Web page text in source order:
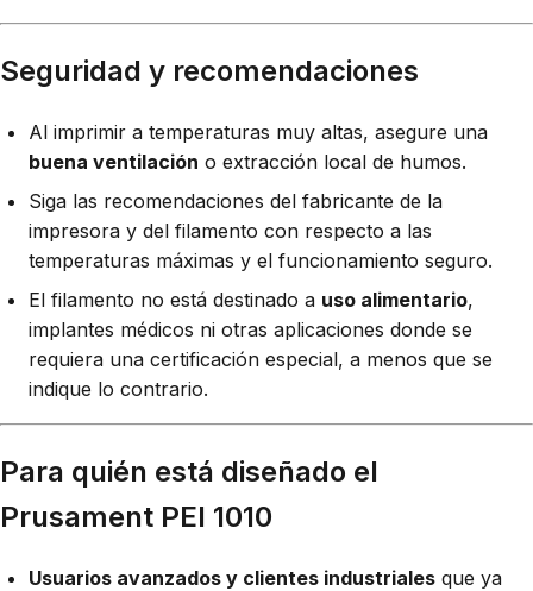
Seguridad y recomendaciones
Al imprimir a temperaturas muy altas, asegure una
buena ventilación o extracción local de humos.
Siga las recomendaciones del fabricante de la
impresora y del filamento con respecto a las
temperaturas máximas y el funcionamiento seguro.
El filamento no está destinado a uso alimentario,
implantes médicos ni otras aplicaciones donde se
requiera una certificación especial, a menos que se
indique lo contrario.
Para quién está diseñado el
Prusament PEI 1010
Usuarios avanzados y clientes industriales que ya